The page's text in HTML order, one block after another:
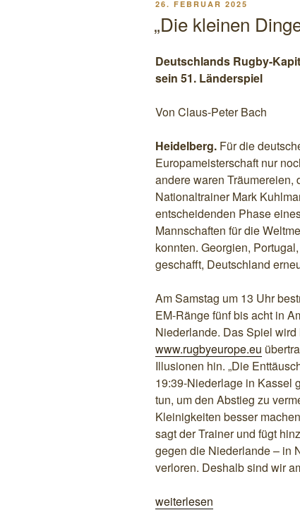
VERÖFFENTLICHT
26. FEBRUAR 2025
„Die kleinen
Deutschlands Rugby-
sein 51. Länderspiel
Von Claus-Peter Bach
Heidelberg. Für die
Europameisterschaft nur
andere waren Träumereien,
Nationaltrainer Mark
entscheidenden Phase
Mannschaften für die
konnten. Georgien,
geschafft, Deutschland
Am Samstag um 13 Uhr
EM-Ränge fünf bis acht in
Niederlande. Das Spiel
www.rugbyeurope.eu
Illusionen hin. „Die
19:39-Niederlage in Kassel
tun, um den Abstieg zu
Kleinigkeiten besser
sagt der Trainer und fügt
gegen die Niederlande – in
verloren. Deshalb sind wir
„„Die
weiterlesen